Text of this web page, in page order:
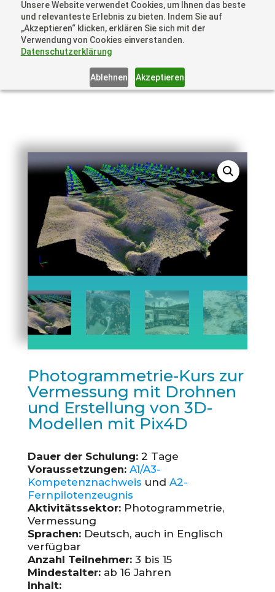
Unsere Website verwendet Cookies, um Ihnen das beste
und relevanteste Erlebnis zu bieten. Indem Sie auf
„Akzeptieren“ klicken, erklären Sie sich mit der
Verwendung von Cookies einverstanden.
Datenschutzerklärung
Ablehnen Akzeptieren
+41 44505 6667 oder +49 157 3598 0006
info@dronelions.academy
Photogrammetrie-Kurs zur
Vermessung mit Drohnen
und Erstellung von 3D-
Modellen mit Pix4D
Dauer der Schulung:2 Tage
Voraussetzungen: A1/A3-
Kompetenznachweis und A2-
Fernpilotenzeugnis
Aktivitätssektor: Photogrammetrie,
Vermessung
Sprachen:Deutsch, auch in Englisch
verfügbar
Anzahl Teilnehmer:3 bis 15
Mindestalter:ab 16 Jahren
Inhalt: